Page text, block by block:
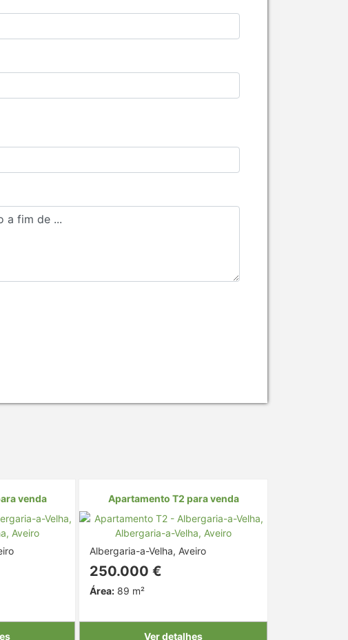
venda Apartamento T2 para venda
Albergaria-a-Velha, Aveiro
250.000 €
Área: 89 m²
Ver detalhes